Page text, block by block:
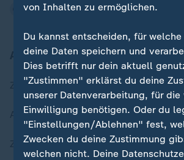
Aktuell bei ZDFheute
Zuletzt veröffentlicht
Aktuelle Sendungs-Videos
ZDFheute Stories
von Inhalten zu ermöglichen.
Du kannst entscheiden, für
deine Daten speichern und
Dies betrifft nur dein aktuell
"Zustimmen" erklärst du deine
unserer Datenverarbeitung, für die
Einwilligung benötigen. Oder du
"Einstellungen/Ablehnen" fest,
Zwecken du deine Zustimmung
welchen nicht. Deine